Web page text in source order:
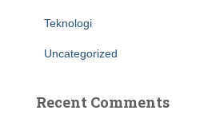
Teknologi
Uncategorized
Recent Comments